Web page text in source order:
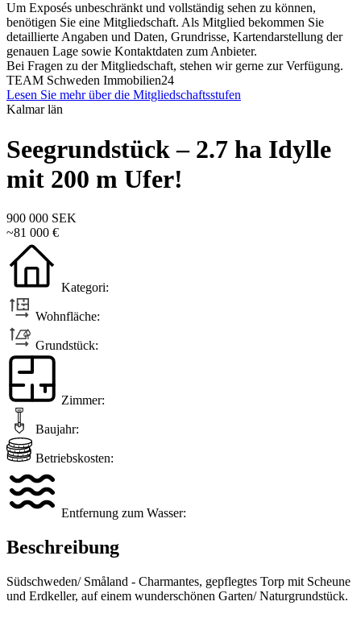
Um Exposés unbeschränkt und vollständig sehen zu können,
benötigen Sie eine Mitgliedschaft. Als Mitglied bekommen Sie
detaillierte Angaben und Daten, Grundrisse, Kartendarstellung der
genauen Lage sowie Kontaktdaten zum Anbieter.
Bei Fragen zu der Mitgliedschaft, stehen wir gerne zur Verfügung.
TEAM Schweden Immobilien24
Lesen Sie mehr über die Mitgliedschaftsstufen
Kalmar län
Seegrundstück – 2.7 ha Idylle
mit 200 m Ufer!
900 000 SEK
~81 000 €
Kategori:
Wohnfläche:
Grundstück:
Zimmer:
Baujahr:
Betriebskosten:
Entfernung zum Wasser:
Beschreibung
Südschweden/ Småland - Charmantes, gepflegtes Torp mit Scheune
und Erdkeller, auf einem wunderschönen Garten/ Naturgrundstück.